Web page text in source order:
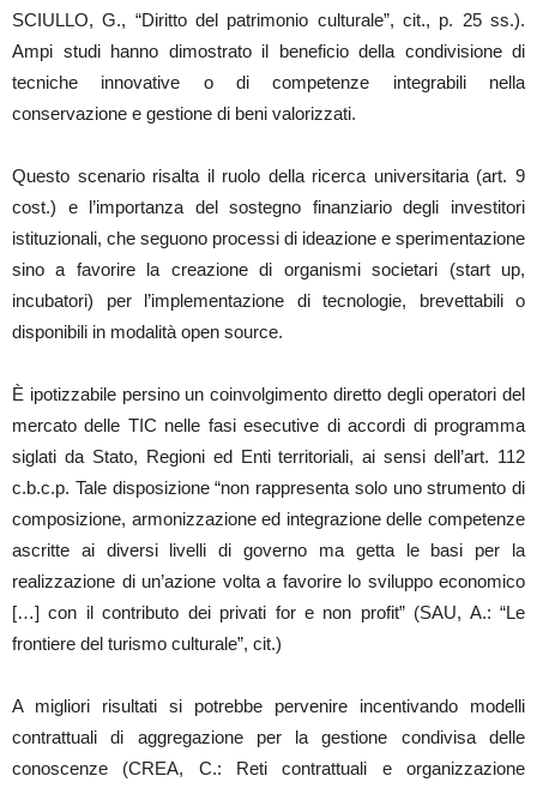
SCIULLO, G., “Diritto del patrimonio culturale”, cit., p. 25 ss.).
Ampi studi hanno dimostrato il beneficio della condivisione di
tecniche innovative o di competenze integrabili nella
conservazione e gestione di beni valorizzati.
Questo scenario risalta il ruolo della ricerca universitaria (art. 9
cost.) e l’importanza del sostegno finanziario degli investitori
istituzionali, che seguono processi di ideazione e sperimentazione
sino a favorire la creazione di organismi societari (start up,
incubatori) per l’implementazione di tecnologie, brevettabili o
disponibili in modalità open source.
È ipotizzabile persino un coinvolgimento diretto degli operatori del
mercato delle TIC nelle fasi esecutive di accordi di programma
siglati da Stato, Regioni ed Enti territoriali, ai sensi dell’art. 112
c.b.c.p. Tale disposizione “non rappresenta solo uno strumento di
composizione, armonizzazione ed integrazione delle competenze
ascritte ai diversi livelli di governo ma getta le basi per la
realizzazione di un’azione volta a favorire lo sviluppo economico
[…] con il contributo dei privati for e non profit” (SAU, A.: “Le
frontiere del turismo culturale”, cit.)
A migliori risultati si potrebbe pervenire incentivando modelli
contrattuali di aggregazione per la gestione condivisa delle
conoscenze (CREA, C.: Reti contrattuali e organizzazione